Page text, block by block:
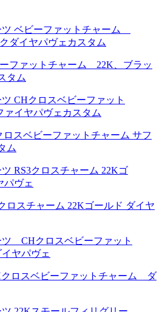
ファットチャーム 22K、ブラッ
タム
ロスベビーファットチャーム サフ
ム
ロスチャーム 22Kゴールド ダイヤ
ロスベビーファットチャーム ダ